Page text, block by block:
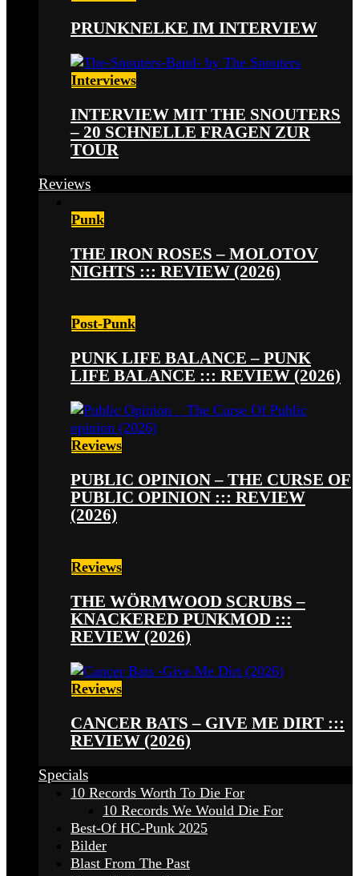
PRUNKNELKE IM INTERVIEW
Interviews
INTERVIEW MIT THE SNOUTERS
– 20 SCHNELLE FRAGEN ZUR
TOUR
Reviews
Punk
THE IRON ROSES – MOLOTOV
NIGHTS ::: REVIEW (2026)
Post-Punk
PUNK LIFE BALANCE – PUNK
LIFE BALANCE ::: REVIEW (2026)
Reviews
PUBLIC OPINION – THE CURSE OF
PUBLIC OPINION ::: REVIEW
(2026)
Reviews
THE WÖRMWOOD SCRUBS –
KNACKERED PUNKMOD :::
REVIEW (2026)
Reviews
CANCER BATS – GIVE ME DIRT :::
REVIEW (2026)
Specials
10 Records Worth To Die For
10 Records We Would Die For
Best-Of HC-Punk 2025
Bilder
Blast From The Past